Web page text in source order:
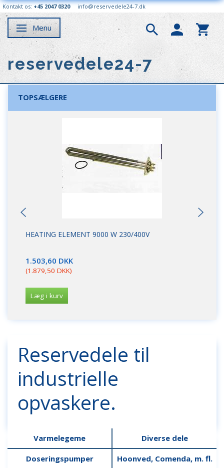
Kontakt os:+45 2047 0320 info@reservedele24-7.dk
Skifte navigation
Menu
reservedele24-7
TOPSÆLGERE
HEATING ELEMENT 9000 W 230/400V
1.503,60 DKK
(1.879,50 DKK)
Læg i kurv
Reservedele til
industrielle
opvaskere.
Varmelegeme Diverse dele
Doseringspumper Hoonved, Comenda, m. fl.